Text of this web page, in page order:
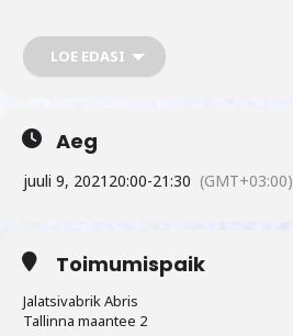
LOE EDASI
Aeg
juuli 9, 2021 20:00-21:30 (GMT+03:00)
Toimumispaik
Jalatsivabrik Abris
Tallinna maantee 2